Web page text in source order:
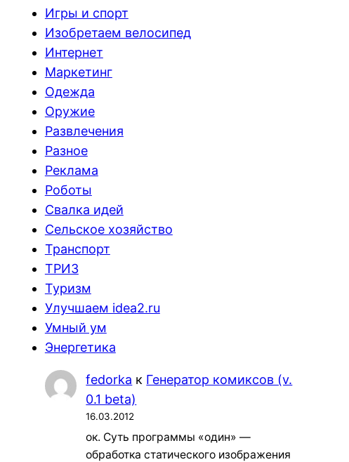
Игры и спорт
Изобретаем велосипед
Интернет
Маркетинг
Одежда
Оружие
Развлечения
Разное
Реклама
Роботы
Свалка идей
Сельское хозяйство
Транспорт
ТРИЗ
Туризм
Улучшаем idea2.ru
Умный ум
Энергетика
fedorka к Генератор комиксов (v.
0.1 beta)
16.03.2012
ок. Суть программы «один» —
обработка статического изображения